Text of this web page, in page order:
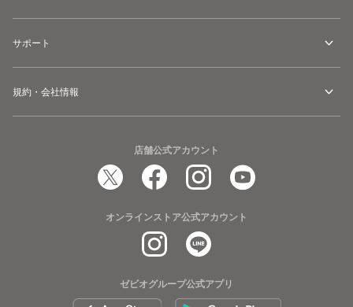
サポート
規約・会社情報
店舗公式アカウント
オンラインストア公式アカウント
ゼビオグループ公式アプリ